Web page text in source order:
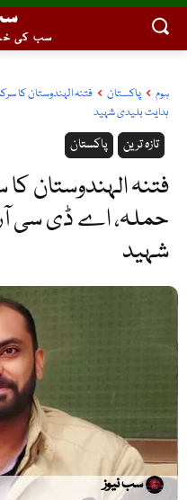
سب کی
ہوم پاکستان
فتنہ الہندوستان کا
ہدایت بلیدی شہید
پاکستان تازہ ترین
فتنہ الہندوستان
حملہ، اے ڈی سی
شہید
سب نیوز